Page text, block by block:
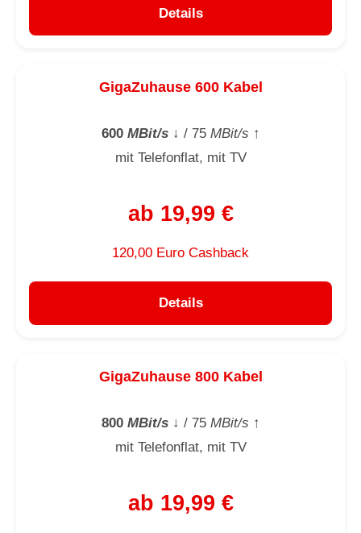
Details
GigaZuhause 600 Kabel
600MBit/s↓ / 75MBit/s ↑
mit Telefonflat, mit TV
ab 19,99 €
120,00 Euro Cashback
Details
GigaZuhause 800 Kabel
800MBit/s↓ / 75MBit/s ↑
mit Telefonflat, mit TV
ab 19,99 €